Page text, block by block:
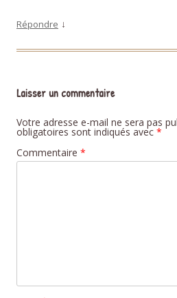
Répondre ↓
Laisser un commentaire
Votre adresse e-mail ne sera pas
obligatoires sont indiqués avec *
Commentaire *